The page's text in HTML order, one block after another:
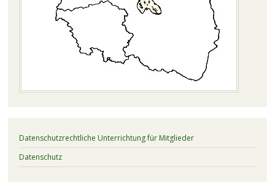
Datenschutzrechtliche Unterrichtung für Mitglieder
Datenschutz